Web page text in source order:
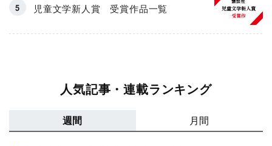
児童文学新人賞 受賞作品一覧
人気記事・連載ランキング
週間 月間